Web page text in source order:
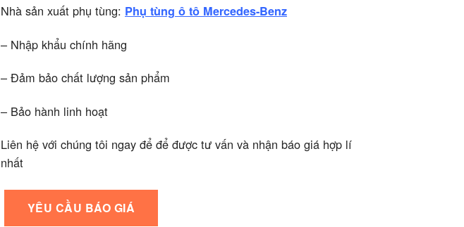
Nhà sản xuất phụ tùng: Phụ tùng ô tô Mercedes-Benz
– Nhập khẩu chính hãng
– Đảm bảo chất lượng sản phẩm
– Bảo hành linh hoạt
Liên hệ với chúng tôi ngay để để được tư vấn và nhận báo giá hợp lí
nhất
YÊU CẦU BÁO GIÁ